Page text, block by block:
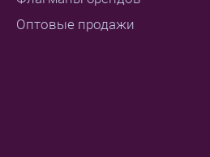
Оптовые продажи